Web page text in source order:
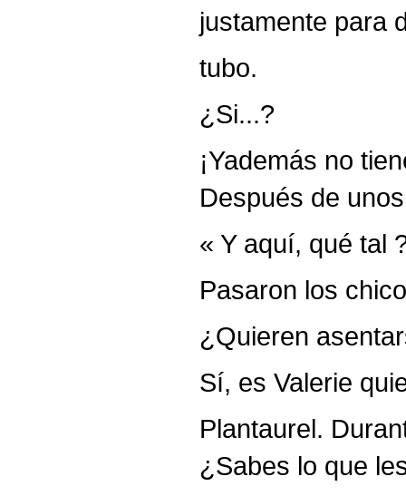
justamente para
tubo.
¿Si...?
¡Yademás no
Después de
« Y aquí, qué tal
Pasaron los
¿Quieren
Sí, es Valerie
Plantaurel.
¿Sabes lo que